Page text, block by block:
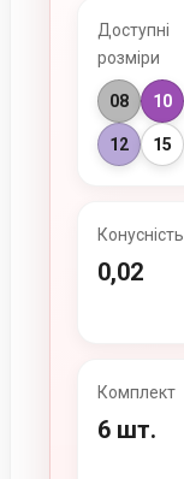
Доступні
розміри
08 10
12 15
Конусність
0,02
Комплект
6 шт.